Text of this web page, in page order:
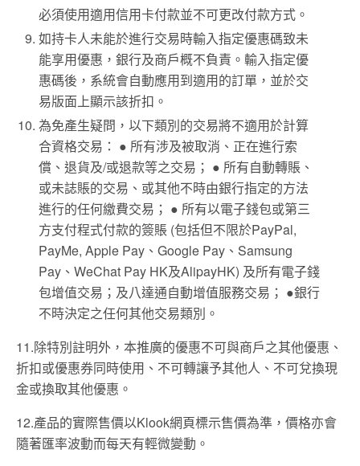
必須使用適用信用卡付款並不可更改付款方式。
如持卡人未能於進行交易時輸入指定優惠碼致未
能享用優惠，銀行及商戶概不負責。輸入指定優
惠碼後，系統會自動應用到適用的訂單，並於交
易版面上顯示該折扣。
為免產生疑問，以下類別的交易將不適用於計算
合資格交易： ● 所有涉及被取消、正在進行索
償、退貨及/或退款等之交易； ● 所有自動轉賬、
或未誌賬的交易、或其他不時由銀行指定的方法
進行的任何繳費交易； ● 所有以電子錢包或第三
方支付程式付款的簽賬 (包括但不限於PayPal,
PayMe, Apple Pay、Google Pay、Samsung
Pay、WeChat Pay HK及AlipayHK) 及所有電子錢
包增值交易；及八達通自動增值服務交易； ●銀行
不時決定之任何其他交易類別。
11.除特別註明外，本推廣的優惠不可與商戶之其他優惠、
折扣或優惠券同時使用、不可轉讓予其他人、不可兌換現
金或換取其他優惠。
12.產品的實際售價以Klook網頁標示售價為準，價格亦會
隨著匯率波動而每天有輕微變動。